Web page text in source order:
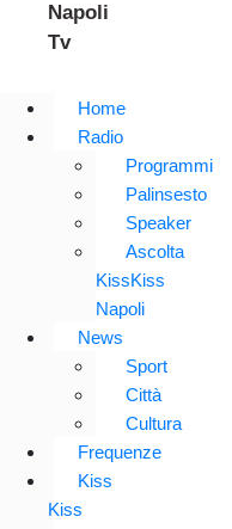
Napoli
Tv
Home
Radio
Programmi
Palinsesto
Speaker
Ascolta
KissKiss
Napoli
News
Sport
Città
Cultura
Frequenze
Kiss
Kiss